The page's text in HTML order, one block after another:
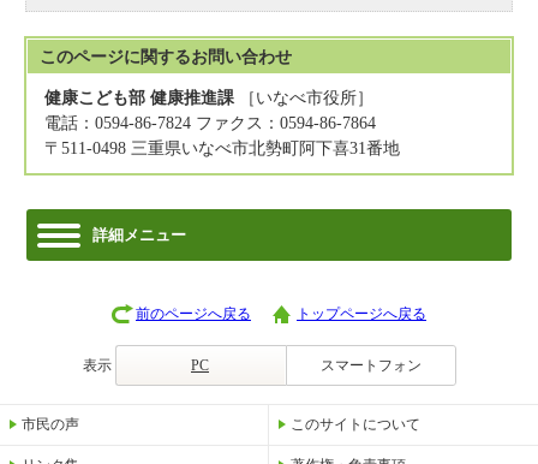
このページに関するお問い合わせ
健康こども部 健康推進課 ［いなべ市役所］
電話：0594-86-7824 ファクス：0594-86-7864
〒511-0498 三重県いなべ市北勢町阿下喜31番地
詳細メニュー
前のページへ戻る トップページへ戻る
表示 PC スマートフォン
市民の声 このサイトについて